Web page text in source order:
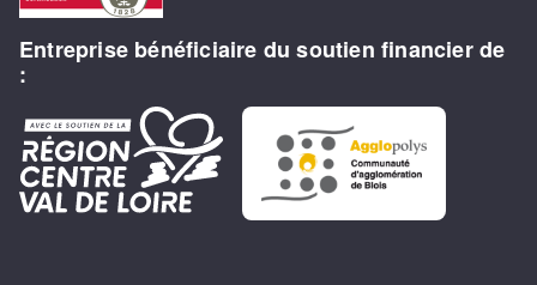
Entreprise bénéficiaire du soutien financier de
: